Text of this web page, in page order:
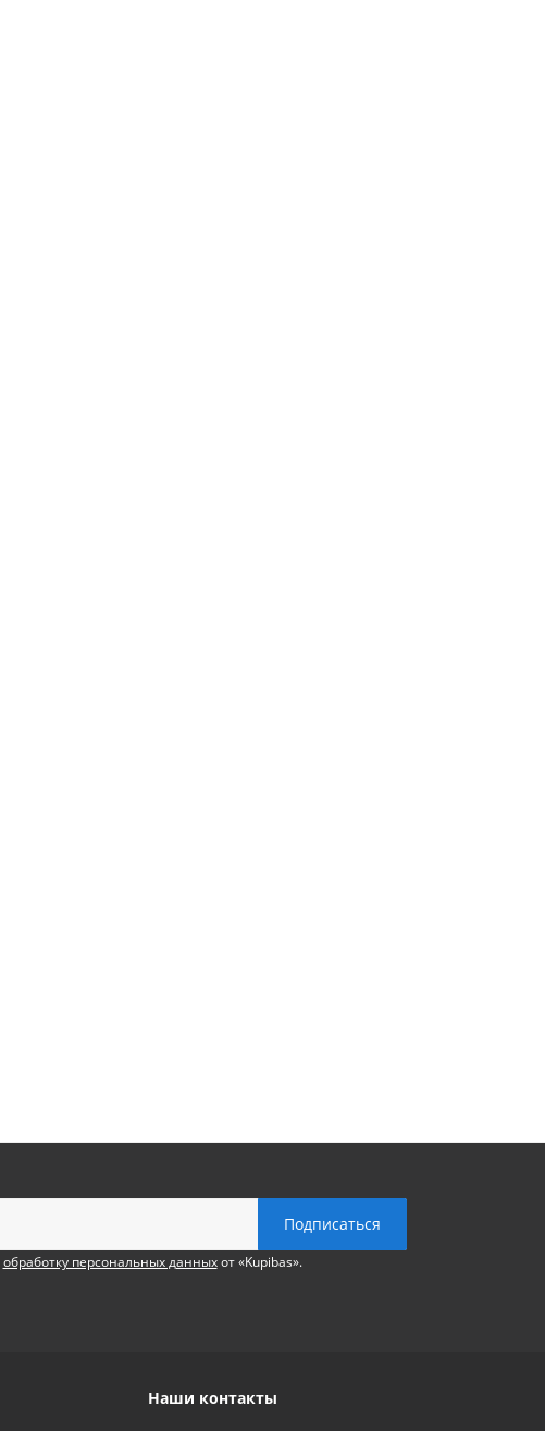
обработку персональных данныхот «Kupibas».
Наши контакты